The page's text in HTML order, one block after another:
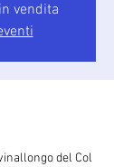
vendita
del Col